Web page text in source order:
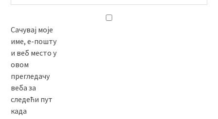
Сачувај моје
име, е-пошту
и веб место у
овом
прегледачу
веба за
следећи пут
када